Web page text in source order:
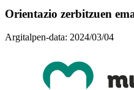
Orientazio zerbitzuen
Argitalpen-data: 2024/03/04